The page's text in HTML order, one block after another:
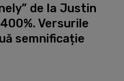
de la Justin
Versurile
semnificație